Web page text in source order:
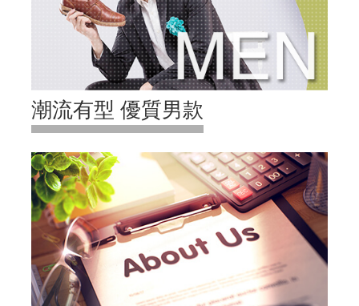
潮流有型 優質男款